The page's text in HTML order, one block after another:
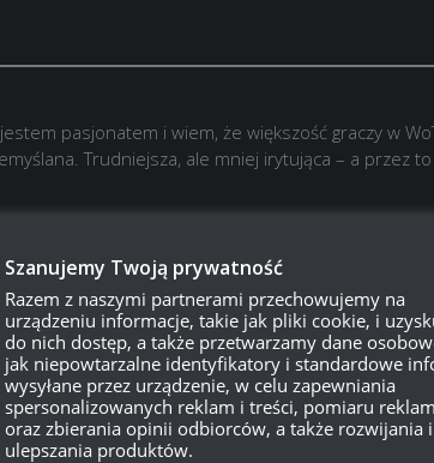
pasjonatem i wiem, że większość graczy w
Trudniejsza, ale mniej irytująca – a przez
Szanujemy Twoją prywatność
Razem z naszymi partnerami przechowujemy na
urządzeniu informacje, takie jak pliki cookie, i
do nich dostęp, a także przetwarzamy dane
jak niepowtarzalne identyfikatory i standardowe
wysyłane przez urządzenie, w celu zapewniania
spersonalizowanych reklam i treści, pomiaru
oraz zbierania opinii odbiorców, a także rozwijania i
ulepszania produktów.